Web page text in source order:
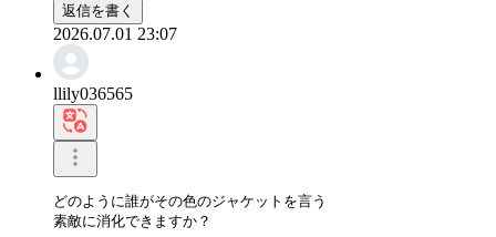
返信を書く
2026.07.01 23:07
llily036565
どのように誰がその色のジャケットを言う
素敵に消化できますか？